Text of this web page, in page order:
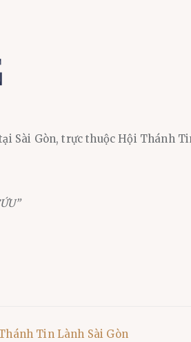
Sài Gòn, trực thuộc Hội Thánh
Tin Lành Sài Gòn